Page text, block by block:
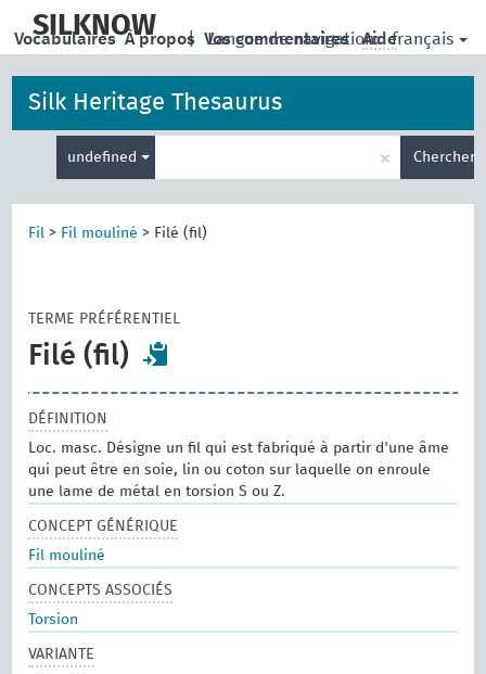
main
SILKNOW | Langue de navigation: français
Vocabulaires À propos Vos commentaires Aide
Silk Heritage Thesaurus
undefined
de
recherche
× Chercher
Fil > Fil mouliné > Filé (fil)
TERME PRÉFÉRENTIEL
Filé (fil)
DÉFINITION
Loc. masc. Désigne un fil qui est fabriqué à partir d'une âme
qui peut être en soie, lin ou coton sur laquelle on enroule
une lame de métal en torsion S ou Z.
CONCEPT GÉNÉRIQUE
Fil mouliné
CONCEPTS ASSOCIÉS
Torsion
VARIANTE